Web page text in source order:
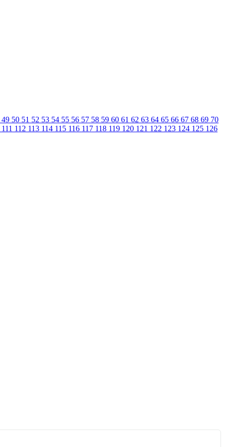
49 50 51 52 53 54 55 56 57 58 59 60 61 62 63 64 65 66 67 68 69 70
111 112 113 114 115 116 117 118 119 120 121 122 123 124 125 126